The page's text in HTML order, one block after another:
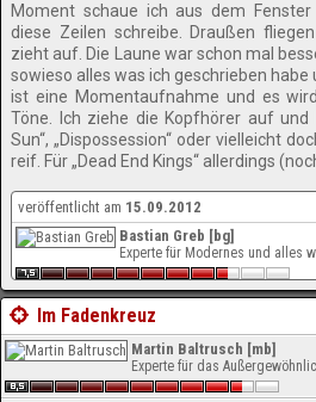
Moment schaue ich aus dem
diese Zeilen schreibe. Draußen
zieht auf. Die Laune war schon mal
sowieso alles was ich geschrieben habe
ist eine Momentaufnahme und es
Töne. Ich ziehe die Kopfhörer auf und
Sun“, „Dispossession“ oder vielleicht
reif. Für „Dead End Kings“ allerdings
veröffentlicht am 15.09.2012
Bastian Greb [bg]
Experte für Modernes und alles
Im Fadenkreuz
Martin Baltrusch [mb]
Experte für das